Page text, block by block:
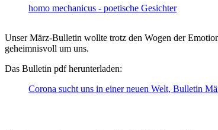
homo mechanicus - poetische Gesichter
Unser März-Bulletin wollte trotz den Wogen der
geheimnisvoll um uns.
Das Bulletin pdf herunterladen:
Corona sucht uns in einer neuen Welt, Bulletin